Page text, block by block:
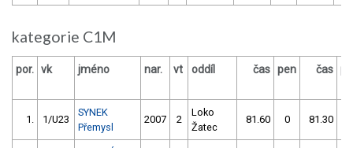
kategorie C1M
por. vk jméno nar. vt oddíl čas pen čas
1. 1/U23
SYNEK
Přemysl
2007 2
Loko
Žatec
81.60 0 81.30